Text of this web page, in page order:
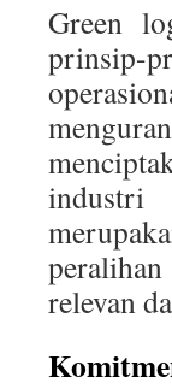
Green
prinsip-
industri
relevan